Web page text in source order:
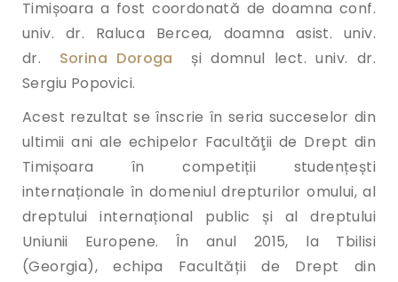
Timișoara a fost coordonată de doamna conf.
univ. dr. Raluca Bercea, doamna asist. univ.
dr.
Sorina Doroga
și domnul lect. univ. dr.
Sergiu Popovici.
Acest rezultat se înscrie în seria succeselor din
ultimii ani ale echipelor Facultăţii de Drept din
Timișoara în competiții studențești
internaționale în domeniul drepturilor omului, al
dreptului internațional public și al dreptului
Uniunii Europene. În anul 2015, la Tbilisi
(Georgia), echipa Facultății de Drept din